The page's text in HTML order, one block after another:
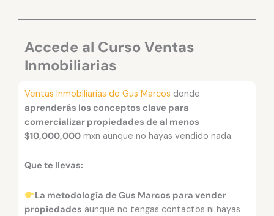
cantidad
Accede al Curso Ventas
Inmobiliarias
Ventas Inmobiliarias de Gus Marcos donde
aprenderás los conceptos clave para
comercializar propiedades de al menos
$10,000,000 mxn aunque no hayas vendido nada.
Que te llevas:
La metodología de Gus Marcos para vender
propiedades aunque no tengas contactos ni hayas